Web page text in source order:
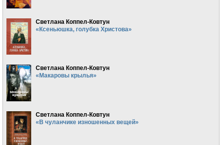
Светлана Коппел-Ковтун
«Ксеньюшка, голубка Христова»
Светлана Коппел-Ковтун
«Макаровы крылья»
Светлана Коппел-Ковтун
«В чуланчике изношенных вещей»